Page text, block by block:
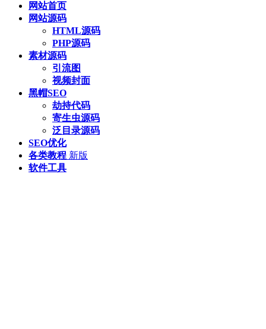
网站首页
网站源码
HTML源码
PHP源码
素材源码
引流图
视频封面
黑帽SEO
劫持代码
寄生虫源码
泛目录源码
SEO优化
各类教程 新版
软件工具